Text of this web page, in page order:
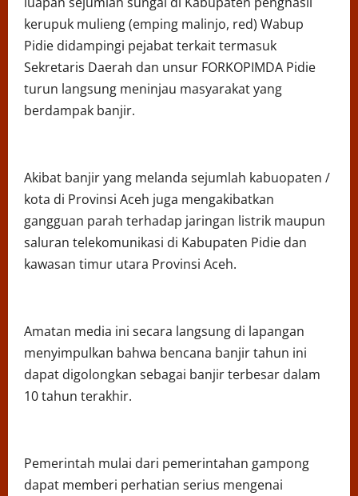
kerupuk mulieng (emping malinjo, red) Wabup
Pidie didampingi pejabat terkait termasuk
Sekretaris Daerah dan unsur FORKOPIMDA Pidie
turun langsung meninjau masyarakat yang
berdampak banjir.
Akibat banjir yang melanda sejumlah kabuopaten /
kota di Provinsi Aceh juga mengakibatkan
gangguan parah terhadap jaringan listrik maupun
saluran telekomunikasi di Kabupaten Pidie dan
kawasan timur utara Provinsi Aceh.
Amatan media ini secara langsung di lapangan
menyimpulkan bahwa bencana banjir tahun ini
dapat digolongkan sebagai banjir terbesar dalam
10 tahun terakhir.
Pemerintah mulai dari pemerintahan gampong
dapat memberi perhatian serius mengenai